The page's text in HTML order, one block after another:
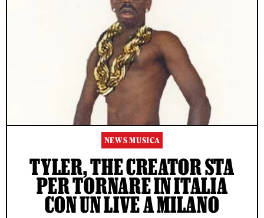
NEWS MUSICA
TYLER, THE CREATOR STA
PER TORNARE IN ITALIA
CON UN LIVE A MILANO